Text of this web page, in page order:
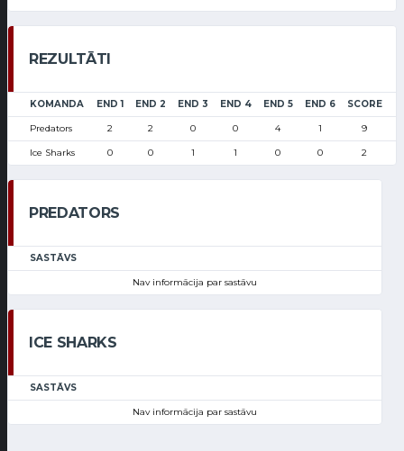
REZULTĀTI
KOMANDA END 1 END 2 END 3 END 4 END 5 END 6 SCORE
Predators 2 2 0 0 4 1 9
Ice Sharks 0 0 1 1 0 0 2
PREDATORS
SASTĀVS
Nav informācija par sastāvu
ICE SHARKS
SASTĀVS
Nav informācija par sastāvu